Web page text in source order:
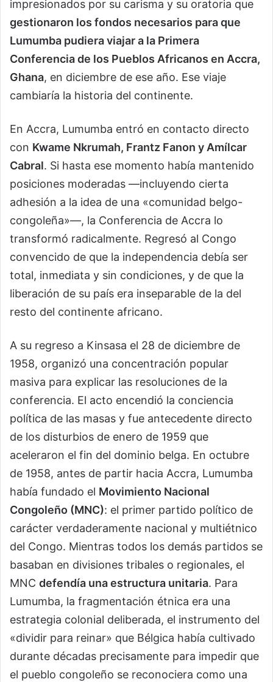
impresionados por su carisma y su oratoria que
gestionaron los fondos necesarios para que
Lumumba pudiera viajar a la Primera
Conferencia de los Pueblos Africanos en Accra,
Ghana, en diciembre de ese año. Ese viaje
cambiaría la historia del continente.
En Accra, Lumumba entró en contacto directo
con Kwame Nkrumah, Frantz Fanon y Amílcar
Cabral. Si hasta ese momento había mantenido
posiciones moderadas —incluyendo cierta
adhesión a la idea de una «comunidad belgo-
congoleña»—, la Conferencia de Accra lo
transformó radicalmente. Regresó al Congo
convencido de que la independencia debía ser
total, inmediata y sin condiciones, y de que la
liberación de su país era inseparable de la del
resto del continente africano.
A su regreso a Kinsasa el 28 de diciembre de
1958, organizó una concentración popular
masiva para explicar las resoluciones de la
conferencia. El acto encendió la conciencia
política de las masas y fue antecedente directo
de los disturbios de enero de 1959 que
aceleraron el fin del dominio belga. En octubre
de 1958, antes de partir hacia Accra, Lumumba
había fundado el Movimiento Nacional
Congoleño (MNC): el primer partido político de
carácter verdaderamente nacional y multiétnico
del Congo. Mientras todos los demás partidos se
basaban en divisiones tribales o regionales, el
MNC defendía una estructura unitaria. Para
Lumumba, la fragmentación étnica era una
estrategia colonial deliberada, el instrumento del
«dividir para reinar» que Bélgica había cultivado
durante décadas precisamente para impedir que
el pueblo congoleño se reconociera como una